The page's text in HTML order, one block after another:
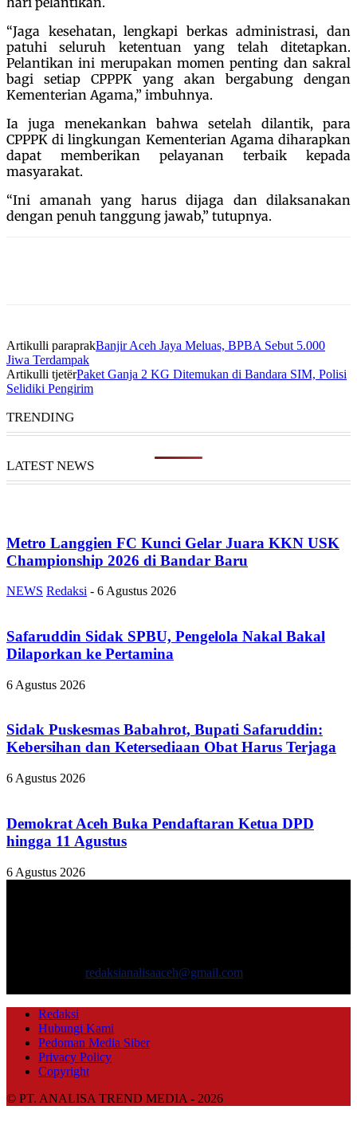
“Jaga kesehatan, lengkapi berkas administrasi, dan
patuhi seluruh ketentuan yang telah ditetapkan.
Pelantikan ini merupakan momen penting dan sakral
bagi setiap CPPPK yang akan bergabung dengan
Kementerian Agama,” imbuhnya.
Ia juga menekankan bahwa setelah dilantik, para
CPPPK di lingkungan Kementerian Agama diharapkan
dapat memberikan pelayanan terbaik kepada
masyarakat.
“Ini amanah yang harus dijaga dan dilaksanakan
dengan penuh tanggung jawab,” tutupnya.
Artikulli paraprakBanjir Aceh Jaya Meluas, BPBA Sebut 5.000
Jiwa Terdampak
Artikulli tjetërPaket Ganja 2 KG Ditemukan di Bandara SIM, Polisi
Selidiki Pengirim
TRENDING
LATEST NEWS
Metro Langgien FC Kunci Gelar Juara KKN USK
Championship 2026 di Bandar Baru
NEWS Redaksi - 6 Agustus 2026
Safaruddin Sidak SPBU, Pengelola Nakal Bakal
Dilaporkan ke Pertamina
6 Agustus 2026
Sidak Puskesmas Babahrot, Bupati Safaruddin:
Kebersihan dan Ketersediaan Obat Harus Terjaga
6 Agustus 2026
Demokrat Aceh Buka Pendaftaran Ketua DPD
hingga 11 Agustus
6 Agustus 2026
redaksianalisaaceh@gmail.com
Redaksi
Hubungi Kami
Pedoman Media Siber
Privacy Policy
Copyright
© PT. ANALISA TREND MEDIA - 2026